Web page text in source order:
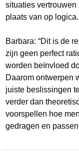
situaties
plaats van op logica.
Barbara: “Dit is de
zijn geen perfect
worden beïnvloed
Daarom ontwerpen
juiste beslissingen
verder dan
voorspellen hoe
gedragen en